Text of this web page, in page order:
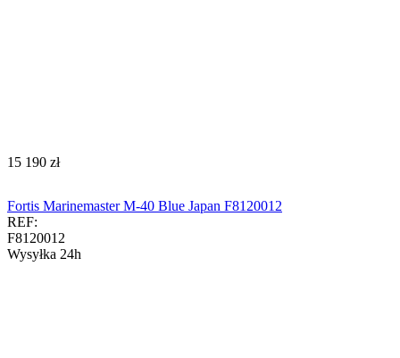
‍15 190‍ zł
Fortis Marinemaster M-40 Blue Japan F8120012
REF:
F8120012
Wysyłka 24h